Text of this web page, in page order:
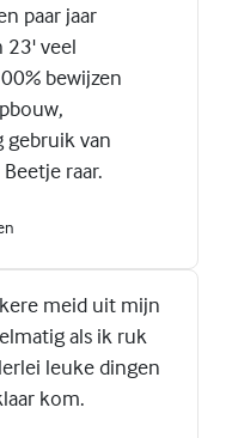
paar jaar
23' veel
bewijzen
gebruik van
raar.
meid uit mijn
als ik ruk
leuke dingen
kom.